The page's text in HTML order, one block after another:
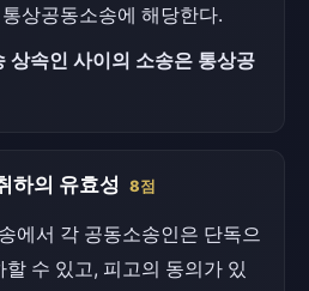
상공동소송에 해당한다.
상속인 사이의 소송은 통상공
하의 유효성 8점
에서 각 공동소송인은 단독으
할 수 있고, 피고의 동의가 있